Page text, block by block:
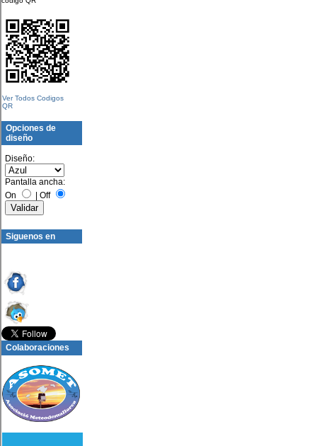
Ver Todos Codigos
QR
Opciones de
diseño
Diseño:
Pantalla ancha:
On
Off
Siguenos en
Colaboraciones